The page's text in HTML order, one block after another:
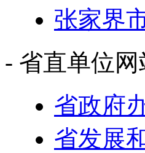
张家界
- 省直单位网
省政府
省发展